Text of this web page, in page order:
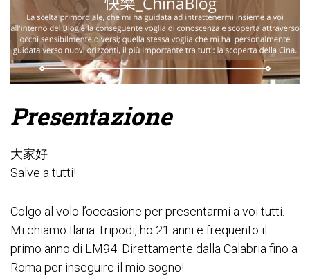
Presentazione
大家好
Salve a tutti!
Colgo al volo l’occasione per presentarmi a voi tutti.
Mi chiamo Ilaria Tripodi, ho 21 anni e frequento il
primo anno di LM94. Direttamente dalla Calabria fino a
Roma per inseguire il mio sogno!